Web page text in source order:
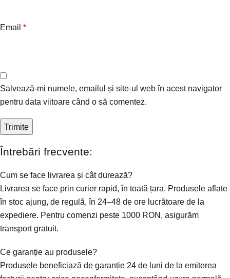
Email *
Salvează-mi numele, emailul și site-ul web în acest navigator
pentru data viitoare când o să comentez.
Întrebări frecvente:
Cum se face livrarea și cât durează?
Livrarea se face prin curier rapid, în toată țara. Produsele aflate
în stoc ajung, de regulă, în 24–48 de ore lucrătoare de la
expediere. Pentru comenzi peste 1000 RON, asigurăm
transport gratuit.
Ce garanție au produsele?
Produsele beneficiază de garanție 24 de luni de la emiterea